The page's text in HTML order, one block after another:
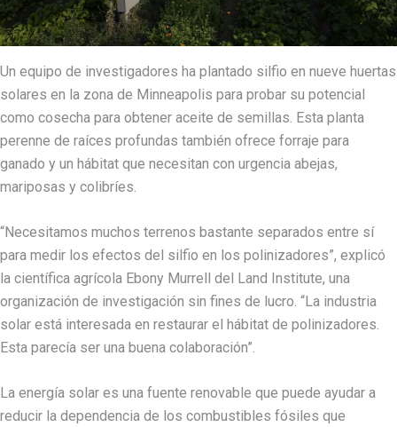
Un equipo de investigadores ha plantado silfio en nueve huertas
solares en la zona de Minneapolis para probar su potencial
como cosecha para obtener aceite de semillas. Esta planta
perenne de raíces profundas también ofrece forraje para
ganado y un hábitat que necesitan con urgencia abejas,
mariposas y colibríes.
“Necesitamos muchos terrenos bastante separados entre sí
para medir los efectos del silfio en los polinizadores”, explicó
la científica agrícola Ebony Murrell del Land Institute, una
organización de investigación sin fines de lucro. “La industria
solar está interesada en restaurar el hábitat de polinizadores.
Esta parecía ser una buena colaboración”.
La energía solar es una fuente renovable que puede ayudar a
reducir la dependencia de los combustibles fósiles que